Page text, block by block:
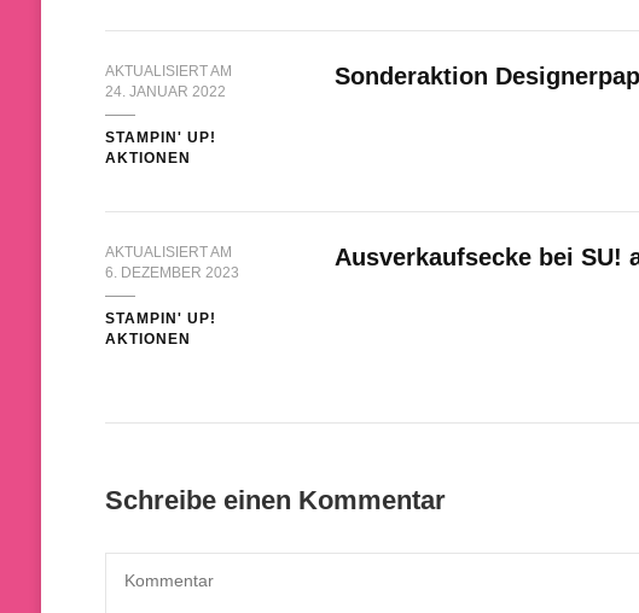
AKTUALISIERT AM
24. JANUAR 2022
STAMPIN' UP!
AKTIONEN
Sonderaktion
AKTUALISIERT AM
6. DEZEMBER 2023
STAMPIN' UP!
AKTIONEN
Ausverkaufsecke bei SU!
Schreibe einen Kommentar